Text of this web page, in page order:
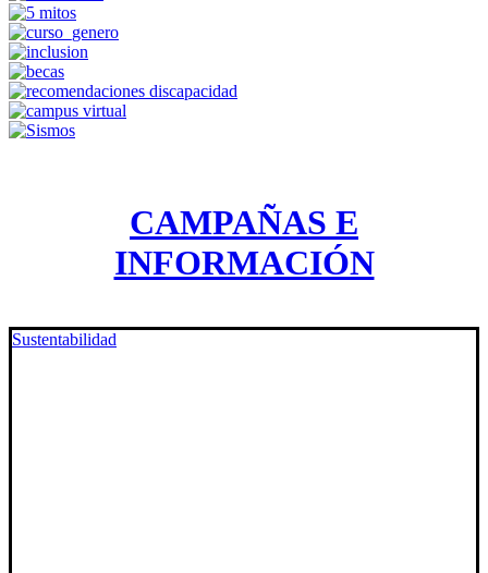
CAMPAÑAS E
INFORMACIÓN
Sustentabilidad